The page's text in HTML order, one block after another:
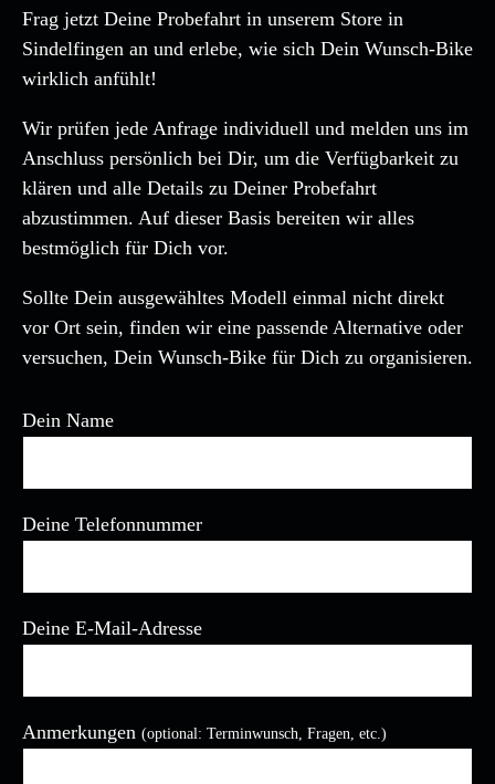
Frag jetzt Deine Probefahrt in unserem Store in
Sindelfingen an und erlebe, wie sich Dein Wunsch-Bike
wirklich anfühlt!
Wir prüfen jede Anfrage individuell und melden uns im
Anschluss persönlich bei Dir, um die Verfügbarkeit zu
klären und alle Details zu Deiner Probefahrt
abzustimmen. Auf dieser Basis bereiten wir alles
bestmöglich für Dich vor.
Sollte Dein ausgewähltes Modell einmal nicht direkt
vor Ort sein, finden wir eine passende Alternative oder
versuchen, Dein Wunsch-Bike für Dich zu organisieren.
Dein Name
Deine Telefonnummer
Deine E-Mail-Adresse
Bitte lasse dieses Feld leer.
Anmerkungen (optional: Terminwunsch, Fragen, etc.)